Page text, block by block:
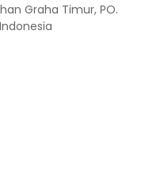
Graha Timur, PO.